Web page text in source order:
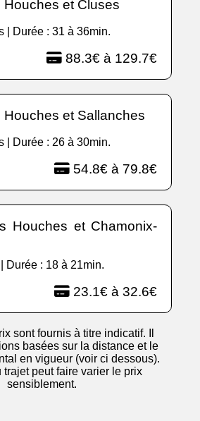
et Cluses
| Durée : 31 à 36min.
88.3€ à 129.7€
et Sallanches
| Durée : 26 à 30min.
54.8€ à 79.8€
Houches et Chamonix-
Durée : 18 à 21min.
23.1€ à 32.6€
sont fournis à titre indicatif. Il
basées sur la distance et le
en vigueur (voir ci dessous).
trajet peut faire varier le prix
sensiblement.